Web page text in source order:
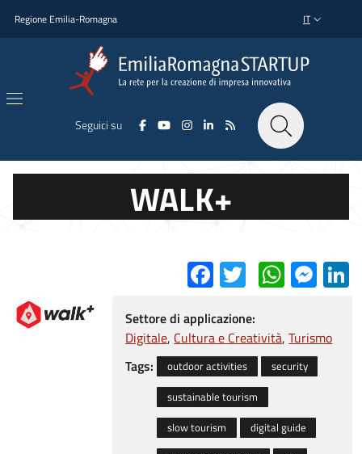
Regione Emilia-Romagna SELETTORE
IT
Seguici su
WALK+
Facebook
Twitter
Settore di applicazione:
Digitale Cultura e Creatività Turismo
Tags:
outdoor activities
security
sustainable tourism
slow tourism
digital guide